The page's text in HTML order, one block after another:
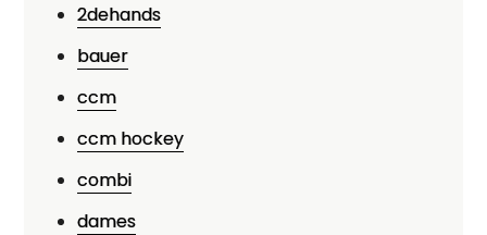
2dehands
bauer
ccm
ccm hockey
combi
dames